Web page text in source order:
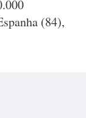
(84),